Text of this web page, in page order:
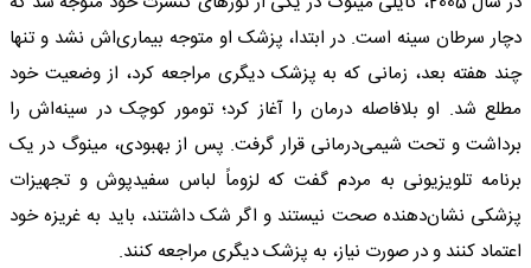
دچار سرطان سینه است. در ابتدا، پزشک او متوجه بیماری‌اش نشد و تنها
چند هفته بعد، زمانی که به پزشک دیگری مراجعه کرد، از وضعیت خود
مطلع شد. او بلافاصله درمان را آغاز کرد؛ تومور کوچک در سینه‌اش را
برداشت و تحت شیمی‌درمانی قرار گرفت. پس از بهبودی، مینوگ در یک
برنامه تلویزیونی به مردم گفت که لزوماً لباس سفیدپوش و تجهیزات
پزشکی نشان‌دهنده صحت نیستند و اگر شک داشتند، باید به غریزه خود
اعتماد کنند و در صورت نیاز، به پزشک دیگری مراجعه کنند.